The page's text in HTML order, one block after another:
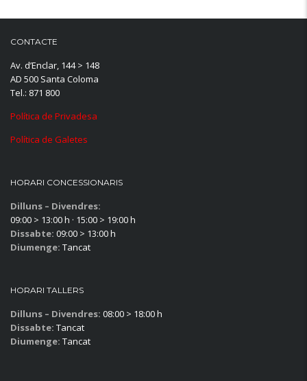
CONTACTE
Av. d’Enclar, 144 > 148
AD 500 Santa Coloma
Tel.: 871 800
Política de Privadesa
Política de Galetes
HORARI CONCESSIONARIS
Dilluns – Divendres:
09:00 > 13:00 h · 15:00 > 19:00 h
Dissabte: 09:00 > 13:00 h
Diumenge: Tancat
HORARI TALLERS
Dilluns – Divendres: 08:00 > 18:00 h
Dissabte: Tancat
Diumenge: Tancat